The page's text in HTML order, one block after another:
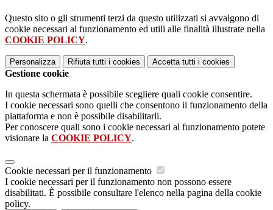
Questo sito o gli strumenti terzi da questo utilizzati si avvalgono di
cookie necessari al funzionamento ed utili alle finalità illustrate nella
COOKIE POLICY.
Personalizza Rifiuta tutti i cookies Accetta tutti i cookies
Gestione cookie
In questa schermata è possibile scegliere quali cookie consentire.
I cookie necessari sono quelli che consentono il funzionamento della
piattaforma e non è possibile disabilitarli.
Per conoscere quali sono i cookie necessari al funzionamento potete
visionare la COOKIE POLICY.
Cookie necessari per il funzionamento
I cookie necessari per il funzionamento non possono essere
disabilitati. È possibile consultare l'elenco nella pagina della cookie
policy.